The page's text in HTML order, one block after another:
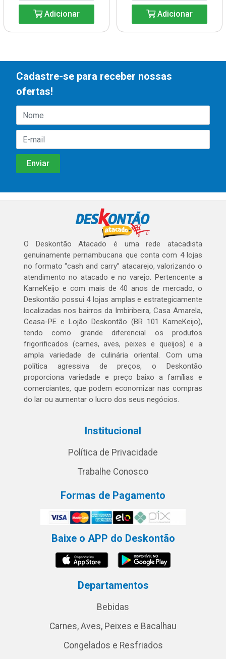
Adicionar Adicionar
Cadastre-se para receber nossas
ofertas!
O Deskontão Atacado é uma rede atacadista
genuinamente pernambucana que conta com 4 lojas
no formato “cash and carry” atacarejo, valorizando o
atendimento no atacado e no varejo. Pertencente a
KarneKeijo e com mais de 40 anos de mercado, o
Deskontão possui 4 lojas amplas e estrategicamente
localizadas nos bairros da Imbiribeira, Casa Amarela,
Ceasa-PE e Lojão Deskontão (BR 101 KarneKeijo),
tendo como grande diferencial os produtos
frigorificados (carnes, aves, peixes e queijos) e a
ampla variedade de culinária oriental. Com uma
política agressiva de preços, o Deskontão
proporciona variedade e preço baixo a famílias e
comerciantes, que podem economizar nas compras
do lar ou aumentar o lucro dos seus negócios.
Institucional
Política de Privacidade
Trabalhe Conosco
Formas de Pagamento
Baixe o APP do Deskontão
Departamentos
Bebidas
Carnes, Aves, Peixes e Bacalhau
Congelados e Resfriados